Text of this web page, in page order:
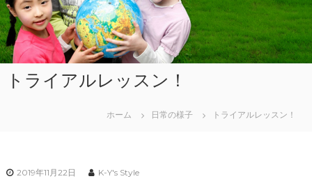
トライアルレッスン！
ホーム 日常の様子 トライアルレッスン！
2019年11月22日 K-Y's Style